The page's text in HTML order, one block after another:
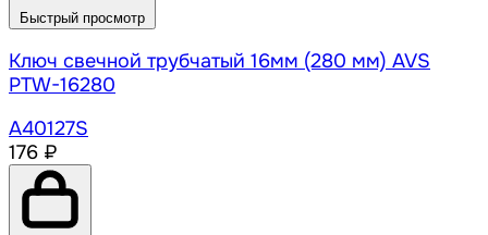
Быстрый просмотр
Ключ свечной трубчатый 16мм (280 мм) AVS
PTW-16280
A40127S
176 ₽